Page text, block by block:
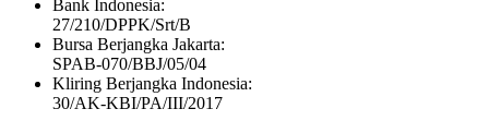
Bank Indonesia:
27/210/DPPK/Srt/B
Bursa Berjangka Jakarta:
SPAB-070/BBJ/05/04
Kliring Berjangka Indonesia:
30/AK-KBI/PA/III/2017